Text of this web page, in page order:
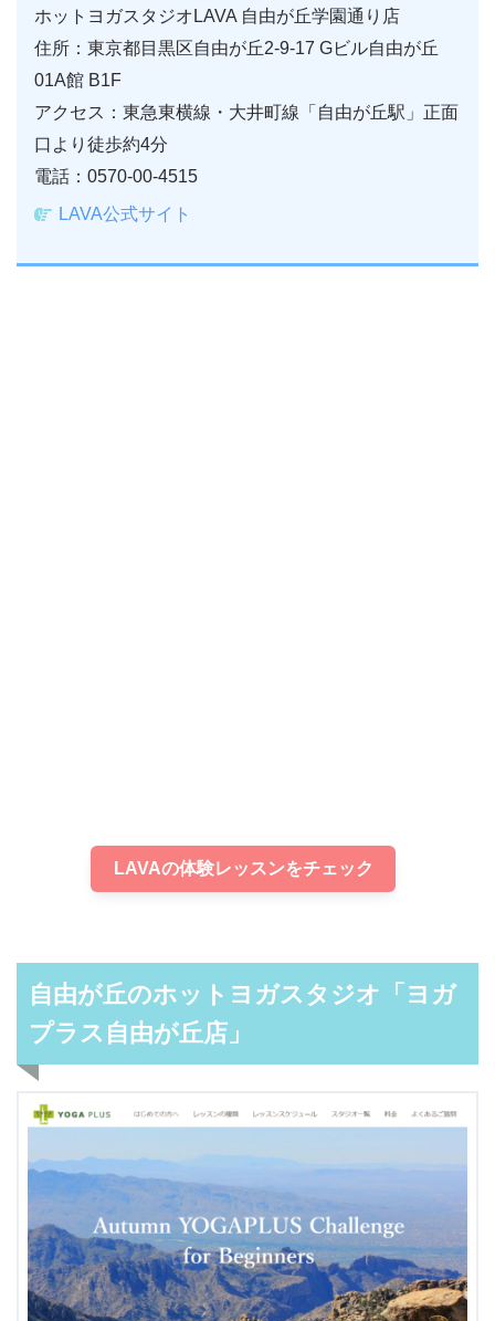
ホットヨガスタジオLAVA 自由が丘学園通り店
住所：東京都目黒区自由が丘2-9-17 Gビル自由が丘
01A館 B1F
アクセス：東急東横線・大井町線「自由が丘駅」正面
口より徒歩約4分
電話：0570-00-4515
LAVA公式サイト
LAVAの体験レッスンをチェック
自由が丘のホットヨガスタジオ「ヨガ
プラス自由が丘店」